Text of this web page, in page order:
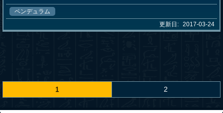
ペンデュラム
更新日: 2017-03-24
1 2